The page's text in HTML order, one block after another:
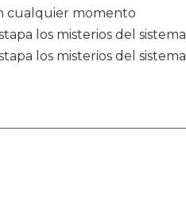
cualquier momento
los misterios del
los misterios del